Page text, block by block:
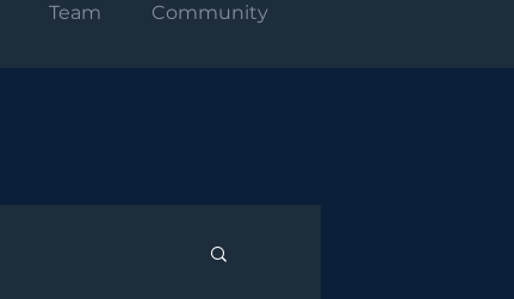
Team Community